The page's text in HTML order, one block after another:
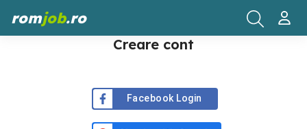
romjob.ro
Creare cont
Facebook Login